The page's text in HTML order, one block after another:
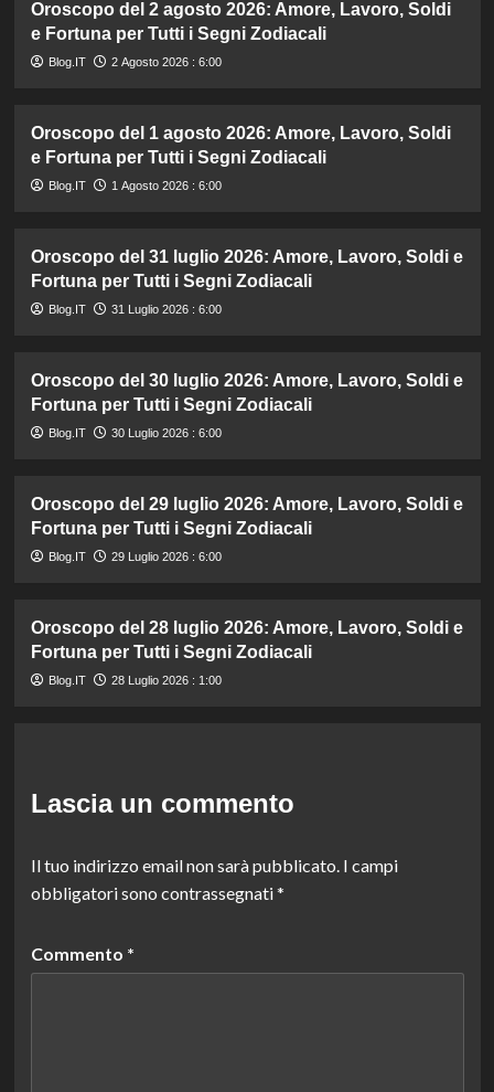
Oroscopo del 2 agosto 2026: Amore, Lavoro, Soldi
e Fortuna per Tutti i Segni Zodiacali
Blog.IT 2 Agosto 2026 : 6:00
Oroscopo del 1 agosto 2026: Amore, Lavoro, Soldi
e Fortuna per Tutti i Segni Zodiacali
Blog.IT 1 Agosto 2026 : 6:00
Oroscopo del 31 luglio 2026: Amore, Lavoro, Soldi e
Fortuna per Tutti i Segni Zodiacali
Blog.IT 31 Luglio 2026 : 6:00
Oroscopo del 30 luglio 2026: Amore, Lavoro, Soldi e
Fortuna per Tutti i Segni Zodiacali
Blog.IT 30 Luglio 2026 : 6:00
Oroscopo del 29 luglio 2026: Amore, Lavoro, Soldi e
Fortuna per Tutti i Segni Zodiacali
Blog.IT 29 Luglio 2026 : 6:00
Oroscopo del 28 luglio 2026: Amore, Lavoro, Soldi e
Fortuna per Tutti i Segni Zodiacali
Blog.IT 28 Luglio 2026 : 1:00
Lascia un commento
Il tuo indirizzo email non sarà pubblicato. I campi
obbligatori sono contrassegnati*
Commento *